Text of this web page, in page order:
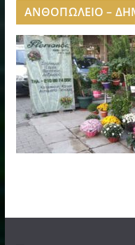
ΑΝΘΟΠΩΛΕΙΟ –